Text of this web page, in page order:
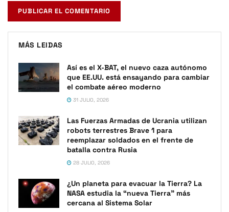
MÁS LEIDAS
Así es el X-BAT, el nuevo caza autónomo
que EE.UU. está ensayando para cambiar
el combate aéreo moderno
31 JULIO, 2026
Las Fuerzas Armadas de Ucrania utilizan
robots terrestres Brave 1 para
reemplazar soldados en el frente de
batalla contra Rusia
28 JULIO, 2026
¿Un planeta para evacuar la Tierra? La
NASA estudia la “nueva Tierra” más
cercana al Sistema Solar